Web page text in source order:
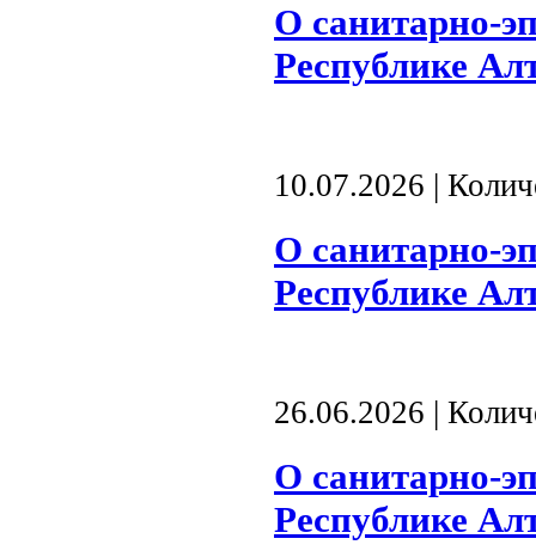
О санитарно-
Республике
10.07.2026 |
О санитарно-
Республике
26.06.2026 |
О санитарно-
Республике